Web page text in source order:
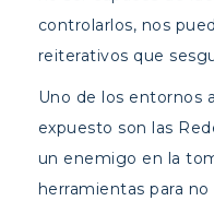
controlarlos, nos
reiterativos que
Uno de los entornos
expuesto son las
un enemigo en la
herramientas para